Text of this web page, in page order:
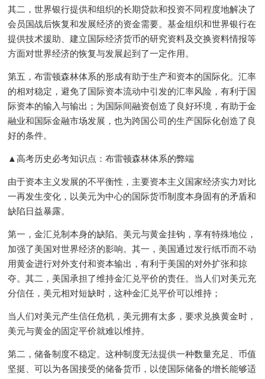
其二，世界银行提供和组织的长期贷款和投资不同程度地解决了
会员国战后恢复和发展经济的资金需要。基金组织和世界银行在
提供技术援助、建立国际经济货币的研究资料及交换资料情报等
方面对世界经济的恢复与发展起到了一定作用。
第五，布雷顿森林体系的形成有助于生产和资本的国际化。汇率
的相对稳定，避免了国际资本流动中引发的汇率风险，有利于国
际资本的输入与输出；为国际间融资创造了良好环境，有助于金
融业和国际金融市场发展，也为跨国公司的生产国际化创造了良
好的条件。
▲高考历史必考知识点：布雷顿森林体系的弊端
由于资本主义发展的不平衡性，主要资本主义国家经济实力对比
一再发生变化，以美元为中心的国际货币制度本身固有的矛盾和
缺陷日益暴露。
第一，金汇兑制本身的缺陷。美元与黄金挂钩，享有特殊地位，
加强了美国对世界经济的影响。其一，美国通过发行纸币而不动
用黄金进行对外支付和资本输出，有利于美国的对外扩张和掠
夺。其二，美国承担了维持金汇兑平价的责任。当人们对美元充
分信任，美元相对短缺时，这种金汇兑平价可以维持；
当人们对美元产生信任危机，美元拥有太多，要求兑换黄金时，
美元与黄金的固定平价就难以维持。
第二，储备制度不稳定。这种制度无法提供一种数量充足、币值
坚挺、可以为各国接受的储备货币，以使国际储备的增长能够适